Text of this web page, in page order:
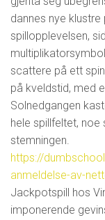
dannes nye
spillopplevelsen,
scattere på ett
på kveldstid, med
Solnedgangen
hele spillfeltet,
stemningen.
https://
anmeldelse-av-
Jackpotspill hos
imponerende